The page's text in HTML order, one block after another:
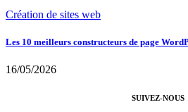
Création de sites web
Les 10 meilleurs constructeurs de page
16/05/2026
SUIVEZ-NOUS